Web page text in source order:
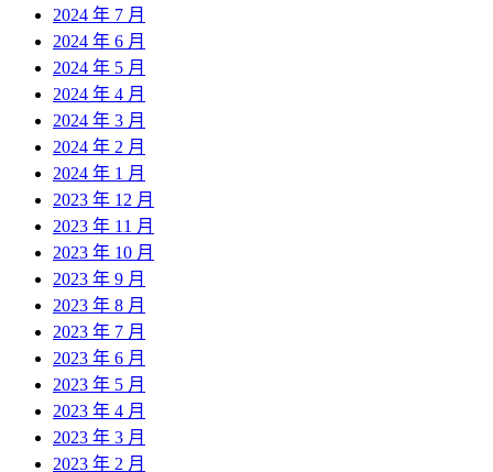
2024 年 7 月
2024 年 6 月
2024 年 5 月
2024 年 4 月
2024 年 3 月
2024 年 2 月
2024 年 1 月
2023 年 12 月
2023 年 11 月
2023 年 10 月
2023 年 9 月
2023 年 8 月
2023 年 7 月
2023 年 6 月
2023 年 5 月
2023 年 4 月
2023 年 3 月
2023 年 2 月